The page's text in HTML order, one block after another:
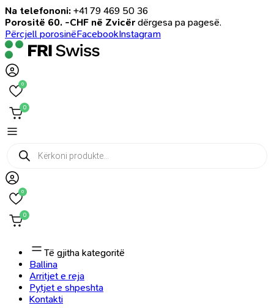
Na telefononi: +41 79 469 50 36
Porositë 60. -CHF në Zvicër dërgesa pa pagesë.
Përcjell porosinëFacebookInstagram
0
0
Products
search
0
0
Të gjitha kategoritë
Ballina
Arritjet e reja
Pytjet e shpeshta
Kontakti